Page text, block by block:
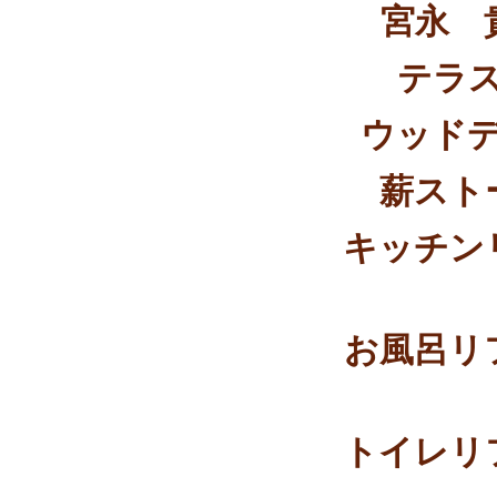
宮永
テラ
ウッド
薪スト
キッチン
お風呂リ
トイレ